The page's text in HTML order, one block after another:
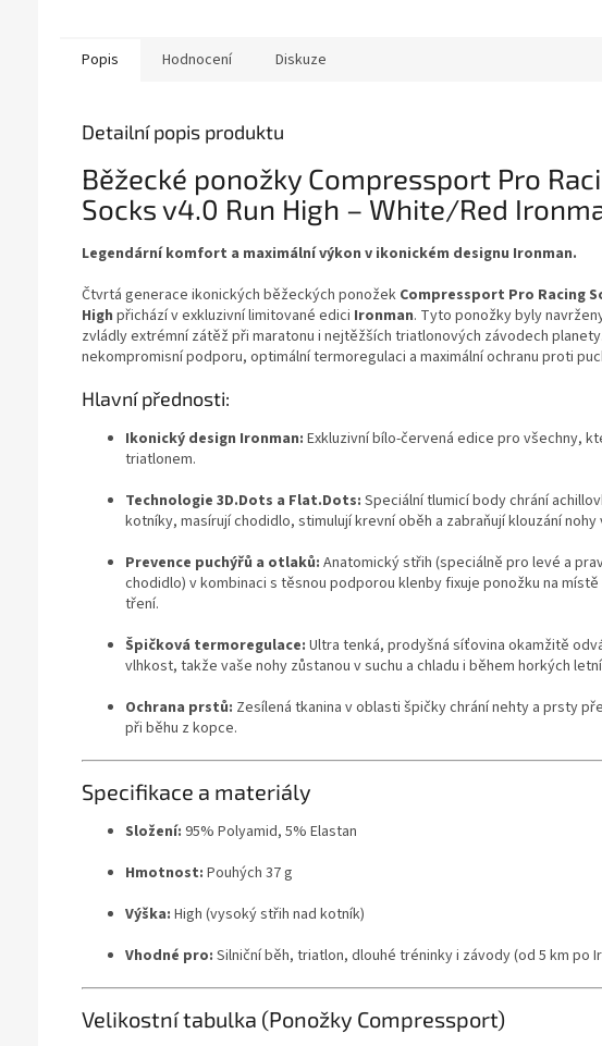
Popis Hodnocení Diskuze
Detailní popis produktu
Běžecké ponožky Compressport Pro
Socks v4.0 Run High – White/Red
Legendární komfort a maximální výkon v ikonickém designu Ironman.
Čtvrtá generace ikonických běžeckých ponožek Compressport Pro Racing
High přichází v exkluzivní limitované edici Ironman. Tyto ponožky byly
zvládly extrémní zátěž při maratonu i nejtěžších triatlonových závodech
nekompromisní podporu, optimální termoregulaci a maximální ochranu proti
Hlavní přednosti:
Ikonický design Ironman: Exkluzivní bílo-červená edice pro všechny,
triatlonem.
Technologie 3D.Dots a Flat.Dots: Speciální tlumicí body chrání
kotníky, masírují chodidlo, stimulují krevní oběh a zabraňují klouzání
Prevence puchýřů a otlaků: Anatomický střih (speciálně pro levé a
chodidlo) v kombinaci s těsnou podporou klenby fixuje ponožku na místě
tření.
Špičková termoregulace: Ultra tenká, prodyšná síťovina okamžitě
vlhkost, takže vaše nohy zůstanou v suchu a chladu i během horkých
Ochrana prstů: Zesílená tkanina v oblasti špičky chrání nehty a prsty
při běhu z kopce.
Specifikace a materiály
Složení: 95% Polyamid, 5% Elastan
Hmotnost: Pouhých 37 g
Výška: High (vysoký střih nad kotník)
Vhodné pro: Silniční běh, triatlon, dlouhé tréninky i závody (od 5 km po
Velikostní tabulka (Ponožky Compressport)